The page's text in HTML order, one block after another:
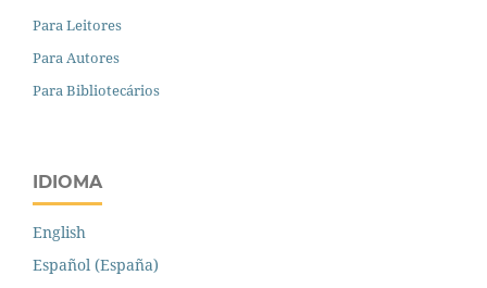
Para Leitores
Para Autores
Para Bibliotecários
IDIOMA
English
Español (España)